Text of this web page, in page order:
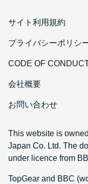
サイト利用規約
プライバシーポリシ
CODE OF
会社概要
お問い合わせ
This website is
Japan Co. Ltd. The
under licence from
TopGear and BBC